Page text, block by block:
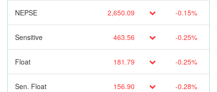
NEPSE 2,650.09 -0.15%
Sensitive 463.56 -0.25%
Float 181.79 -0.25%
Sen. Float 156.90 -0.28%